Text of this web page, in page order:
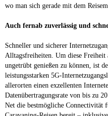
wo man sich gerade mit dem
Auch fernab zuverlässig und
Schneller und sicherer
Alltagsfreiheiten. Um diese Freiheit
ungetrübt genießen zu können, ist
leistungsstarken 5G-
allerorten einen exzellenten
Datenübertragungsrate von bis zu
Net die bestmögliche Connectivität